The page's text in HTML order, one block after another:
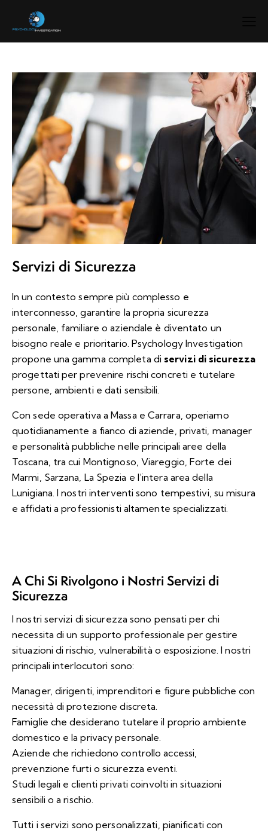
Servizi di Sicurezza
In un contesto sempre più complesso e
interconnesso, garantire la propria sicurezza
personale, familiare o aziendale è diventato un
bisogno reale e prioritario. Psychology Investigation
propone una gamma completa di servizi di sicurezza
progettati per prevenire rischi concreti e tutelare
persone, ambienti e dati sensibili.
Con sede operativa a Massa e Carrara, operiamo
quotidianamente a fianco di aziende, privati, manager
e personalità pubbliche nelle principali aree della
Toscana, tra cui Montignoso, Viareggio, Forte dei
Marmi, Sarzana, La Spezia e l’intera area della
Lunigiana. I nostri interventi sono tempestivi, su misura
e affidati a professionisti altamente specializzati.
A Chi Si Rivolgono i Nostri Servizi di
Sicurezza
I nostri servizi di sicurezza sono pensati per chi
necessita di un supporto professionale per gestire
situazioni di rischio, vulnerabilità o esposizione. I nostri
principali interlocutori sono:
Manager, dirigenti, imprenditori e figure pubbliche con
necessità di protezione discreta.
Famiglie che desiderano tutelare il proprio ambiente
domestico e la privacy personale.
Aziende che richiedono controllo accessi,
prevenzione furti o sicurezza eventi.
Studi legali e clienti privati coinvolti in situazioni
sensibili o a rischio.
Tutti i servizi sono personalizzati, pianificati con